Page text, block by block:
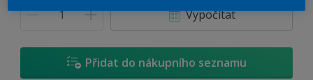
Vypočítat
Přidat do nákupního seznamu